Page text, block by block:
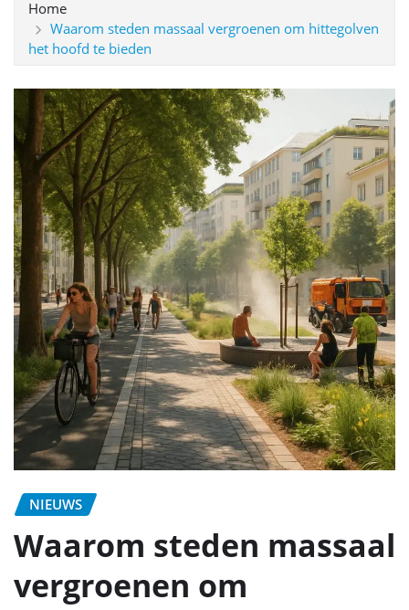
Home
Waarom steden massaal vergroenen om hittegolven
het hoofd te bieden
NIEUWS
Waarom steden massaal
vergroenen om